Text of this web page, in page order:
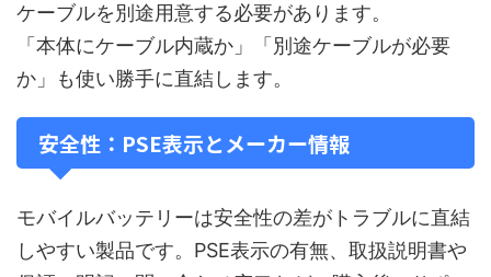
ケーブルを別途用意する必要があります。
「本体にケーブル内蔵か」「別途ケーブルが必要
か」も使い勝手に直結します。
安全性：PSE表示とメーカー情報
モバイルバッテリーは安全性の差がトラブルに直結
しやすい製品です。PSE表示の有無、取扱説明書や